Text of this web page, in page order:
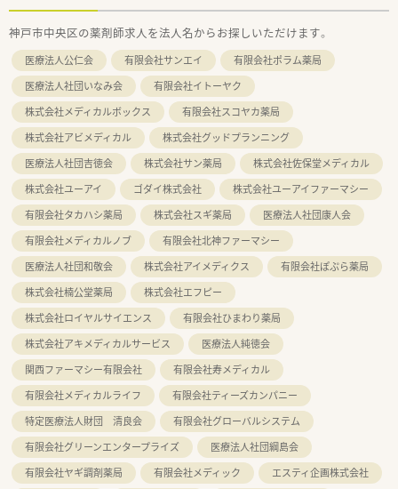
神戸市中央区の薬剤師求人を法人名からお探しいただけます。
医療法人公仁会 有限会社サンエイ
有限会社ポラム薬局
医療法人社団いなみ会
有限会社イトーヤク
株式会社メディカルボックス
有限会社スコヤカ薬局
株式会社アビメディカル
株式会社グッドプランニング
医療法人社団吉徳会
株式会社サン薬局
株式会社佐保堂メディカル
株式会社ユーアイ
ゴダイ株式会社
株式会社ユーアイファーマシー
有限会社タカハシ薬局
株式会社スギ薬局
医療法人社団康人会
有限会社メディカルノブ
有限会社北神ファーマシー
医療法人社団和敬会
株式会社アイメディクス
有限会社ぽぷら薬局
株式会社楠公堂薬局
株式会社エフピー
株式会社ロイヤルサイエンス
有限会社ひまわり薬局
株式会社アキメディカルサービス
医療法人純徳会
関西ファーマシー有限会社
有限会社寿メディカル
有限会社メディカルライフ
有限会社ティーズカンパニー
特定医療法人財団 清良会
有限会社グローバルシステム
有限会社グリーンエンタープライズ
医療法人社団綱島会
有限会社ヤギ調剤薬局
有限会社メディック
エスティ企画株式会社